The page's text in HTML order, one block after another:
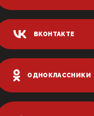
ВКОНТАКТЕ
ОДНОКЛАССНИКИ